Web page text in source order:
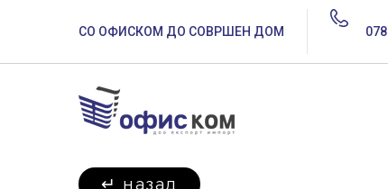
СО ОФИСКОМ ДО СОВРШЕН ДОМ
↵ назад